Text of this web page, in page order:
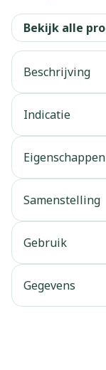
Bekijk alle
Beschrijving
Indicatie
Eigenschappen
Samenstelling
Gebruik
Gegevens